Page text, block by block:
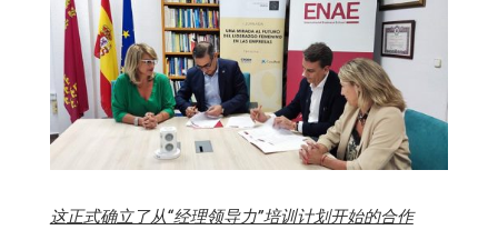
这正式确立了从“经理领导力”培训计划开始的合作